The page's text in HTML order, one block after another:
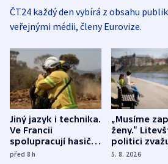
ČT24 každý den vybírá z obsahu
veřejnými médii, členy Eurovize.
Jiný jazyk i technika.
Ve Francii
spolupracují hasiči z
různých zemí
před 8h
„Musíme
ženy.“
politici
dohodu o
5. 8. 2026